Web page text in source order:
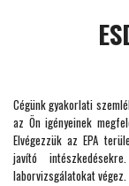
Cégünk gyakorlati
az Ön igényeinek
Elvégezzük az EPA
javító
laborvizsgálatokat végez.